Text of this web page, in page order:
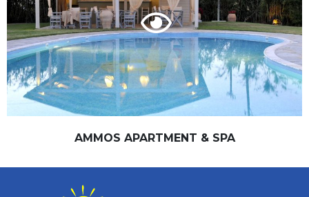
AMMOS APARTMENT & SPA